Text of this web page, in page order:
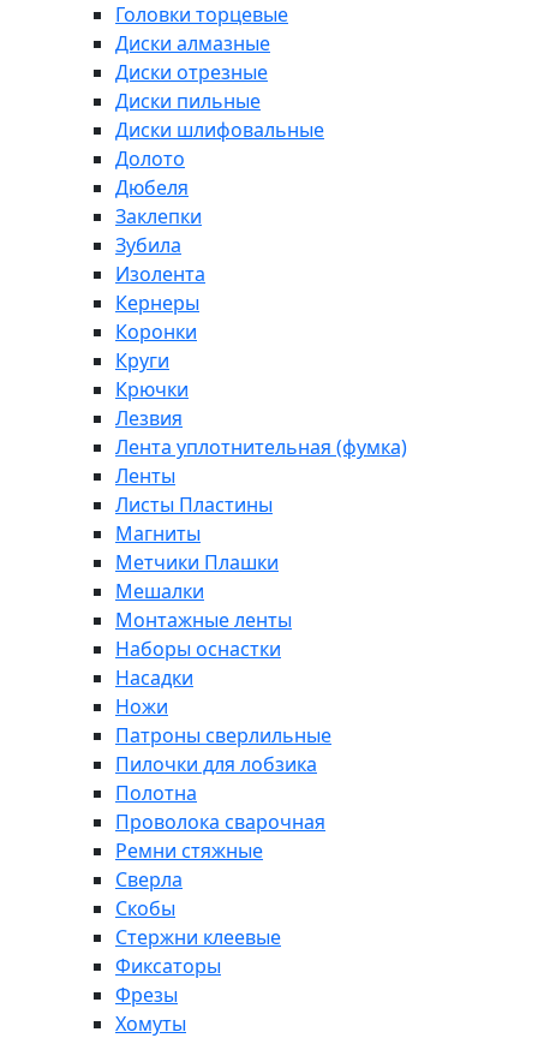
Головки торцевые
Диски алмазные
Диски отрезные
Диски пильные
Диски шлифовальные
Долото
Дюбеля
Заклепки
Зубила
Изолента
Кернеры
Коронки
Круги
Крючки
Лезвия
Лента уплотнительная (фумка)
Ленты
Листы Пластины
Магниты
Метчики Плашки
Мешалки
Монтажные ленты
Наборы оснастки
Насадки
Ножи
Патроны сверлильные
Пилочки для лобзика
Полотна
Проволока сварочная
Ремни стяжные
Сверла
Скобы
Стержни клеевые
Фиксаторы
Фрезы
Хомуты